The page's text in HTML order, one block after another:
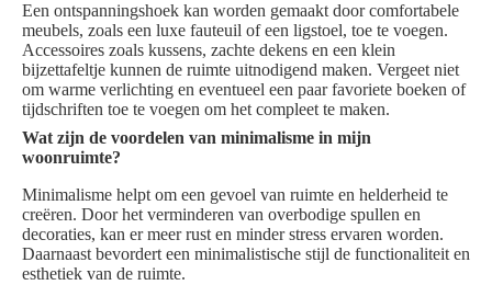
Een ontspanningshoek kan worden gemaakt door comfortabele
meubels, zoals een luxe fauteuil of een ligstoel, toe te voegen.
Accessoires zoals kussens, zachte dekens en een klein
bijzettafeltje kunnen de ruimte uitnodigend maken. Vergeet niet
om warme verlichting en eventueel een paar favoriete boeken of
tijdschriften toe te voegen om het compleet te maken.
Wat zijn de voordelen van minimalisme in mijn
woonruimte?
Minimalisme helpt om een gevoel van ruimte en helderheid te
creëren. Door het verminderen van overbodige spullen en
decoraties, kan er meer rust en minder stress ervaren worden.
Daarnaast bevordert een minimalistische stijl de functionaliteit en
esthetiek van de ruimte.